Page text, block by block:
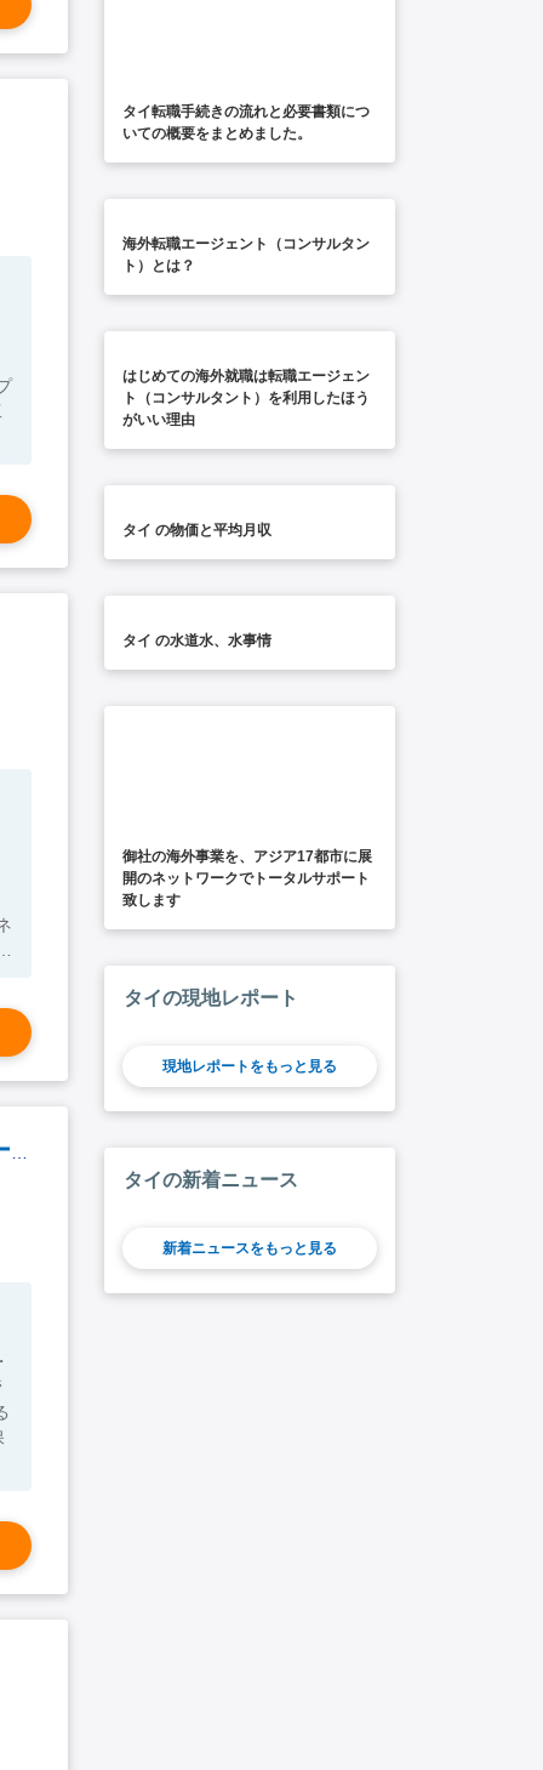
タイ転職手続きの流れと必要書類につ
いての概要をまとめました。
海外転職エージェント（コンサルタン
ト）とは？
はじめての海外就職は転職エージェン
ト（コンサルタント）を利用したほう
がいい理由
タイ の物価と平均月収
タイ の水道水、水事情
御社の海外事業を、アジア17都市に展
開のネットワークでトータルサポート
致します
タイの現地レポート
現地レポートをもっと見る
タイの新着ニュース
新着ニュースをもっと見る